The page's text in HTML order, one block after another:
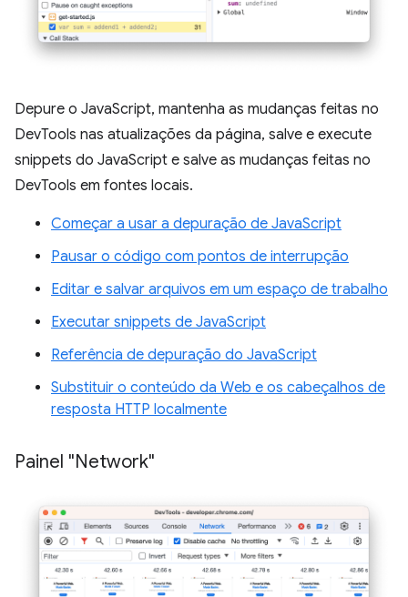
Depure o JavaScript, mantenha as mudanças feitas no
DevTools nas atualizações da página, salve e execute
snippets do JavaScript e salve as mudanças feitas no
DevTools em fontes locais.
Começar a usar a depuração de JavaScript
Pausar o código com pontos de interrupção
Editar e salvar arquivos em um espaço de trabalho
Executar snippets de JavaScript
Referência de depuração do JavaScript
Substituir o conteúdo da Web e os cabeçalhos de
resposta HTTP localmente
Painel "Network"